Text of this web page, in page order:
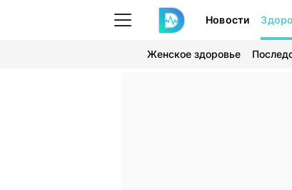
Новости
Женское здоровье